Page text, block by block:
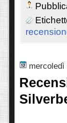
mercoledì